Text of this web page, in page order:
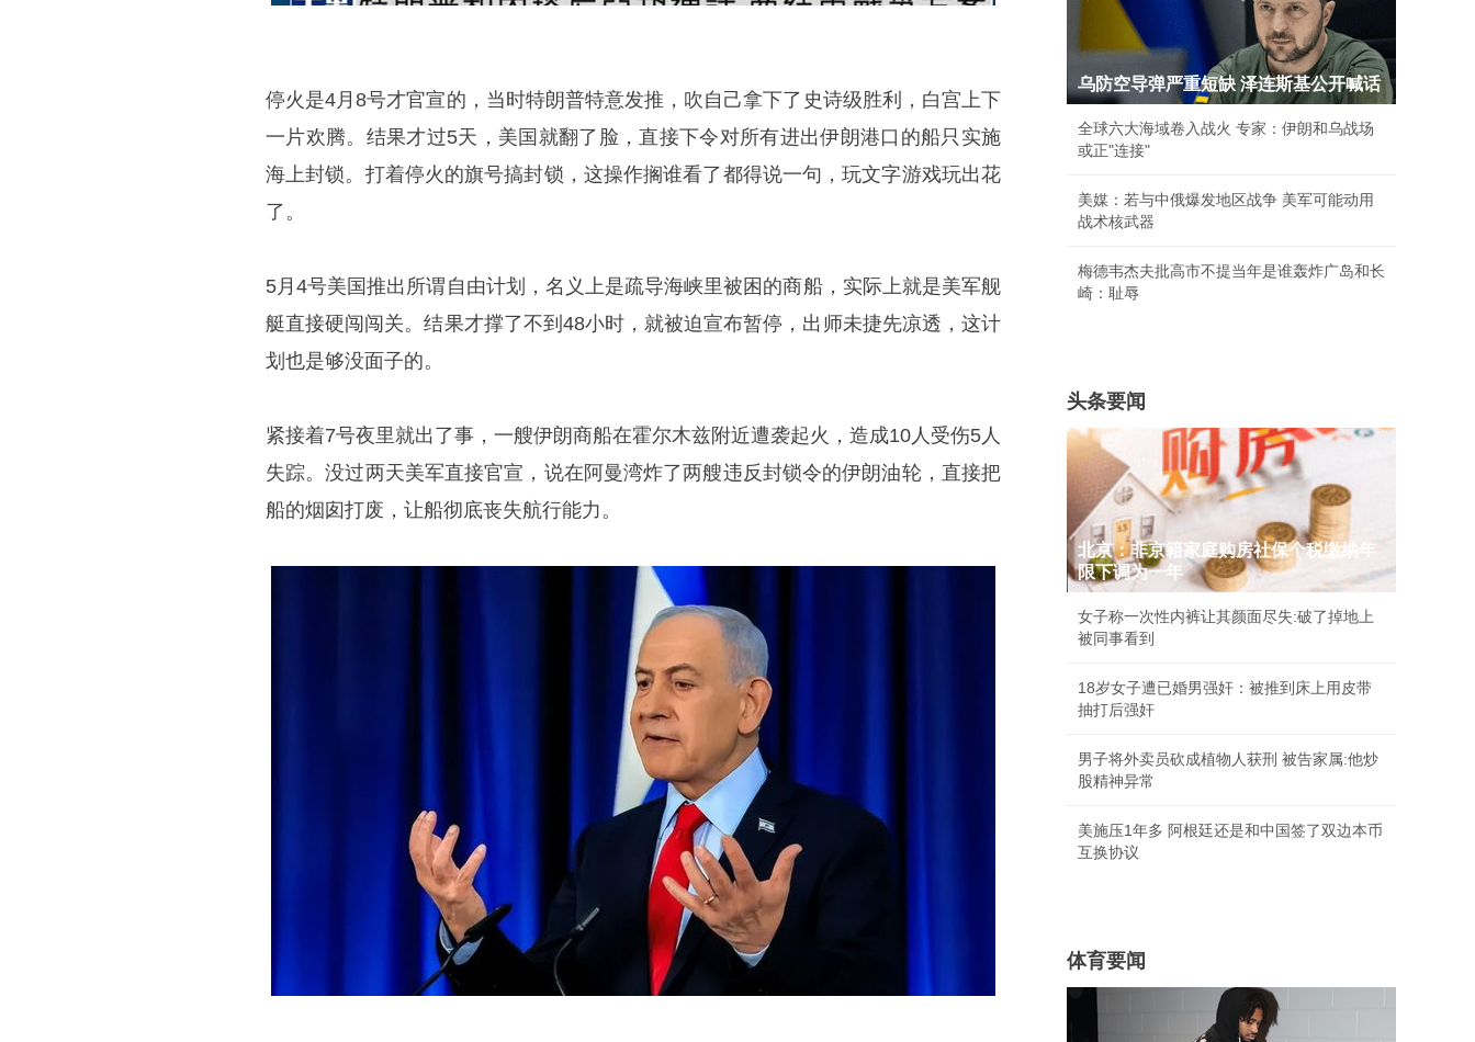
停火是4月8号才官宣的，当时特朗普特意发推，吹自己拿下了史诗级胜利，白宫上下
一片欢腾。结果才过5天，美国就翻了脸，直接下令对所有进出伊朗港口的船只实施
海上封锁。打着停火的旗号搞封锁，这操作搁谁看了都得说一句，玩文字游戏玩出花
了。
5月4号美国推出所谓自由计划，名义上是疏导海峡里被困的商船，实际上就是美军舰
艇直接硬闯闯关。结果才撑了不到48小时，就被迫宣布暂停，出师未捷先凉透，这计
划也是够没面子的。
紧接着7号夜里就出了事，一艘伊朗商船在霍尔木兹附近遭袭起火，造成10人受伤5人
失踪。没过两天美军直接官宣，说在阿曼湾炸了两艘违反封锁令的伊朗油轮，直接把
船的烟囱打废，让船彻底丧失航行能力。
乌防空导弹严重短缺 泽连斯基公开喊话
全球六大海域卷入战火 专家：伊朗和乌战场
或正"连接"
美媒：若与中俄爆发地区战争 美军可能动用
战术核武器
梅德韦杰夫批高市不提当年是谁轰炸广岛和长
崎：耻辱
头条要闻
北京：非京籍家庭购房社保个税缴纳年
限下调为一年
女子称一次性内裤让其颜面尽失:破了掉地上
被同事看到
18岁女子遭已婚男强奸：被推到床上用皮带
抽打后强奸
男子将外卖员砍成植物人获刑 被告家属:他炒
股精神异常
美施压1年多 阿根廷还是和中国签了双边本币
互换协议
体育要闻